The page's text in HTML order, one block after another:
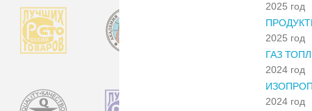
2025 год
2025 год
ГАЗ
2024 год
2024 год